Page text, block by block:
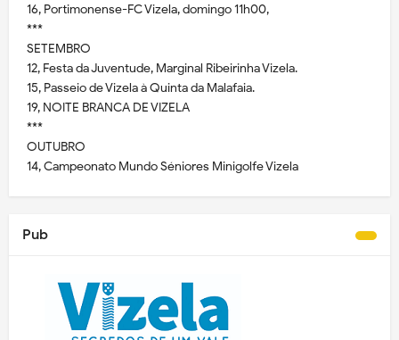
16, Portimonense-FC Vizela, domingo 11h00,
***
SETEMBRO
12, Festa da Juventude, Marginal Ribeirinha Vizela.
15, Passeio de Vizela à Quinta da Malafaia.
19, NOITE BRANCA DE VIZELA
***
OUTUBRO
14, Campeonato Mundo Séniores Minigolfe Vizela
Pub